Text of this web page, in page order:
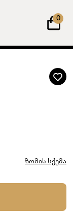
0
ზომის სქემა